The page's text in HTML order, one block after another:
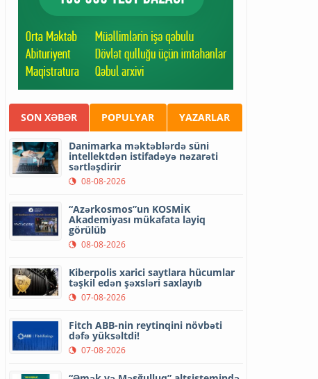
SON XƏBƏR POPULYAR YAZARLAR
Danimarka məktəblərdə süni
intellektdən istifadəyə nəzarəti
sərtləşdirir
08-08-2026
“Azərkosmos”un KOSMİK
Akademiyası mükafata layiq
görülüb
08-08-2026
Kiberpolis xarici saytlara hücumlar
təşkil edən şəxsləri saxlayıb
07-08-2026
Fitch ABB-nin reytinqini növbəti
dəfə yüksəltdi!
07-08-2026